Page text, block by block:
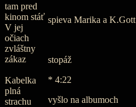
tam pred
kinom stáť
V jej
očiach
zvláštny
zákaz
Kabelka
plná
strachu
spieva Marika a K.Gott
stopáž
* 4:22
vyšlo na albumoch